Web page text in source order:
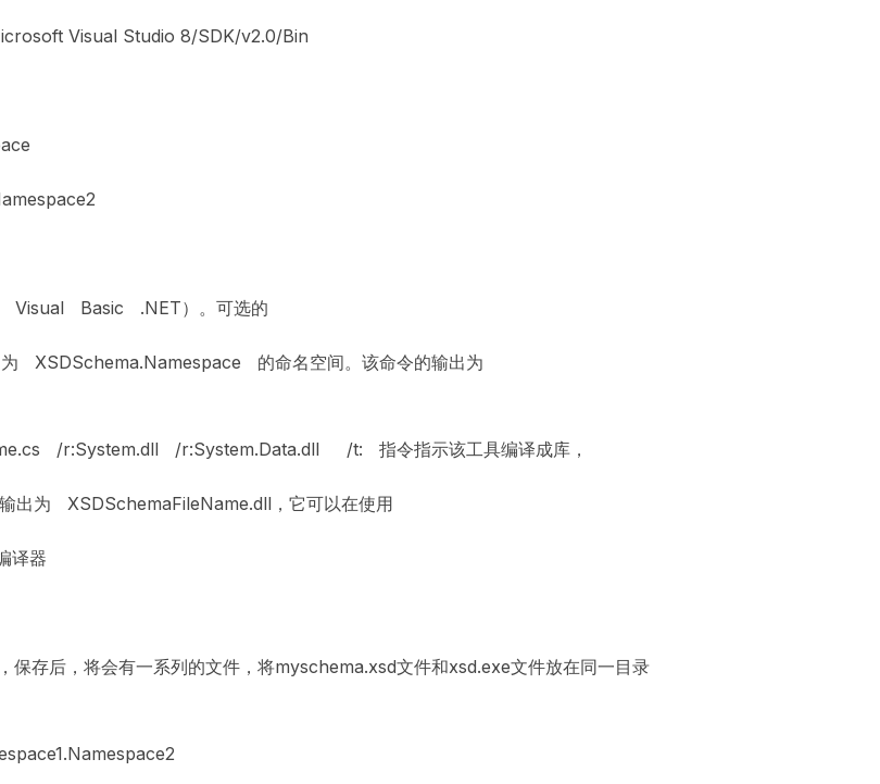
Visual Studio 8/SDK/v2.0/Bin
Visual Basic .NET）。可选的
XSDSchema.Namespace 的命名空间。该命令的输出为
/r:System.dll /r:System.Data.dll /t: 指令指示该工具编译成库，
出为 XSDSchemaFileName.dll，它可以在使用
译器
保存后，将会有一系列的文件，将myschema.xsd文件和xsd.exe文件放在同一目录